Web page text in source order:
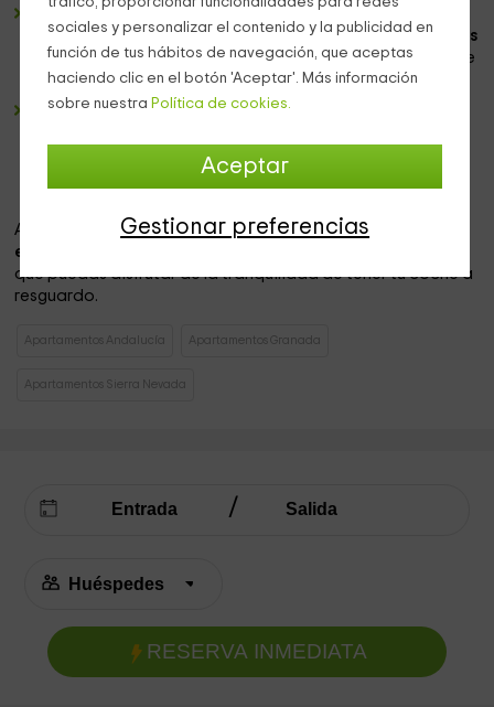
sociales y personalizar el contenido y la publicidad en
función de tus hábitos de navegación, que aceptas
haciendo clic en el botón 'Aceptar'. Más información
sobre nuestra Política de cookies.
Aceptar
Gestionar preferencias
El cuarto de baño
es completo y dispone de una
con su mampara,y para la que os dejamosvarios juegos
de toallas,de manera que no os tenéis que preocupar de
nada.
Un dormitorio doble amplio, equipado con
de sobra, así como con algunas
con las mejores vistas.
Además, nuestro alojamiento se encuentradentro de un
edificio
que puedas disfrutar de la tranquilidad de tener tu coche a
resguardo.
Apartamentos Andalucía Apartamentos Granada
Apartamentos Sierra Nevada
RESERVA INMEDIATA